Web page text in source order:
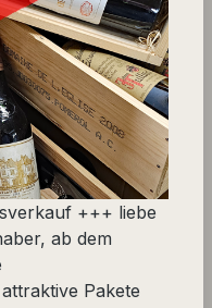
Europas
+++ liebe
ab dem
Pakete